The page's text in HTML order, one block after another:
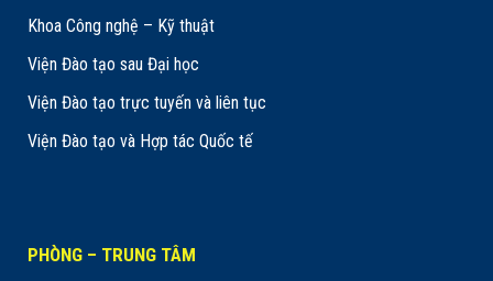
Khoa Công nghệ – Kỹ thuật
Viện Đào tạo sau Đại học
Viện Đào tạo trực tuyến và liên tục
Viện Đào tạo và Hợp tác Quốc tế
PHÒNG – TRUNG TÂM